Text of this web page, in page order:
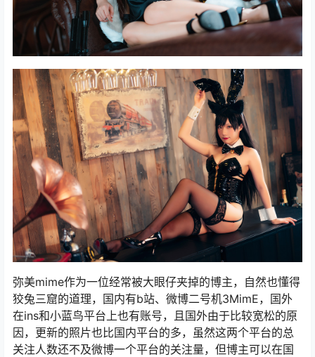
弥美mime作为一位经常被大眼仔夹掉的博主，自然也懂得
狡兔三窟的道理，国内有b站、微博二号机3MimE，国外
在ins和小蓝鸟平台上也有账号，且国外由于比较宽松的原
因，更新的照片也比国内平台的多，虽然这两个平台的总
关注人数还不及微博一个平台的关注量，但博主可以在国